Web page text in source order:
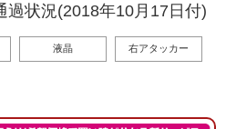
過状況(2018年10月17日付)
液晶 右アタッカー